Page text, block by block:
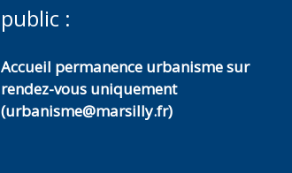
public :
Accueil permanence urbanisme sur
rendez-vous uniquement
(urbanisme@marsilly.fr)